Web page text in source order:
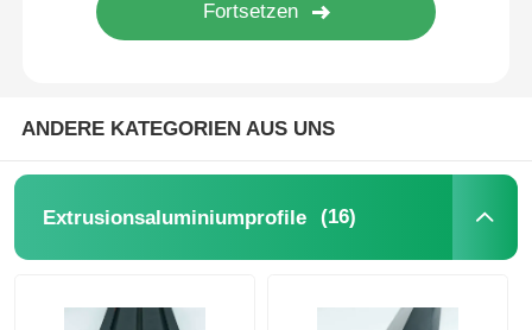
Profile aus Aluminium
ANDERE KATEGORIEN AUS UNS
Extrusionsaluminiumprofile (16)